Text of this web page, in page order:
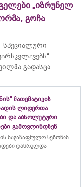
„იზრუნელ
გოჩა
სპეციალური
გადასცა
მათემატიკის
ლიდერთა
და აბსოლუტური
გამოვლინდნენ
საგაზაფხულო სეზონის
დასრულდა